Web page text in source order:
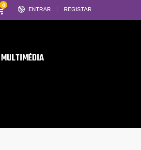
ENTRAR REGISTAR
0
MULTIMÉDIA